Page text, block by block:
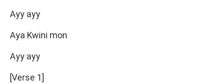
Ayy ayy
Aya Kwini mon
Ayy ayy
[Verse 1]